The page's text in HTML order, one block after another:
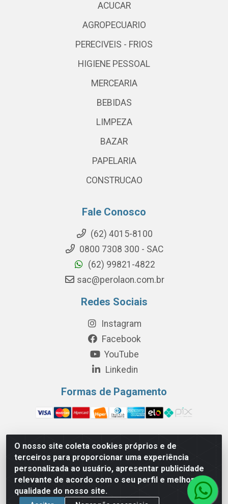
O nosso site coleta cookies próprios e de
terceiros para proporcionar uma experiência
personalizada ao usuário, apresentar publicidade
relevante de acordo com o seu perfil e melhorar a
qualidade do nosso site.
ACUCAR
AGROPECUARIO
PERECIVEIS - FRIOS
HIGIENE PESSOAL
MERCEARIA
BEBIDAS
LIMPEZA
BAZAR
PAPELARIA
CONSTRUCAO
Fale Conosco
(62) 4015-8100
0800 7308 300 - SAC
(62) 99821-4822
sac@perolaon.com.br
Redes Sociais
Instagram
Facebook
YouTube
Linkedin
Formas de Pagamento
Perola Distribuição e Logística S/A - Av. Anhanguera km 24 N°
200 Bloco 12-A -Jardim Jaraguá, São Paulo/SP - Cep 05.275-
000 - CNPJ 06.204.131/0001-77